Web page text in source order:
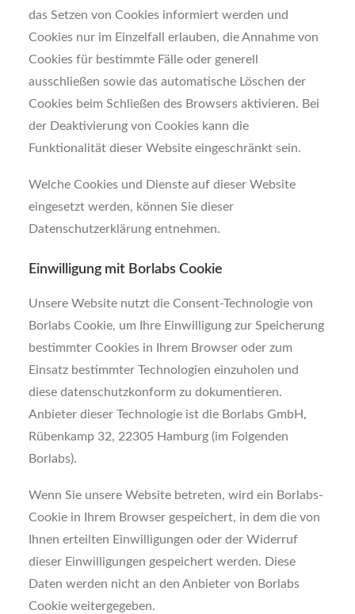
das Setzen von Cookies informiert werden und
Cookies nur im Einzelfall erlauben, die Annahme von
Cookies für bestimmte Fälle oder generell
ausschließen sowie das automatische Löschen der
Cookies beim Schließen des Browsers aktivieren. Bei
der Deaktivierung von Cookies kann die
Funktionalität dieser Website eingeschränkt sein.
Welche Cookies und Dienste auf dieser Website
eingesetzt werden, können Sie dieser
Datenschutzerklärung entnehmen.
Einwilligung mit Borlabs Cookie
Unsere Website nutzt die Consent-Technologie von
Borlabs Cookie, um Ihre Einwilligung zur Speicherung
bestimmter Cookies in Ihrem Browser oder zum
Einsatz bestimmter Technologien einzuholen und
diese datenschutzkonform zu dokumentieren.
Anbieter dieser Technologie ist die Borlabs GmbH,
Rübenkamp 32, 22305 Hamburg (im Folgenden
Borlabs).
Wenn Sie unsere Website betreten, wird ein Borlabs-
Cookie in Ihrem Browser gespeichert, in dem die von
Ihnen erteilten Einwilligungen oder der Widerruf
dieser Einwilligungen gespeichert werden. Diese
Daten werden nicht an den Anbieter von Borlabs
Cookie weitergegeben.